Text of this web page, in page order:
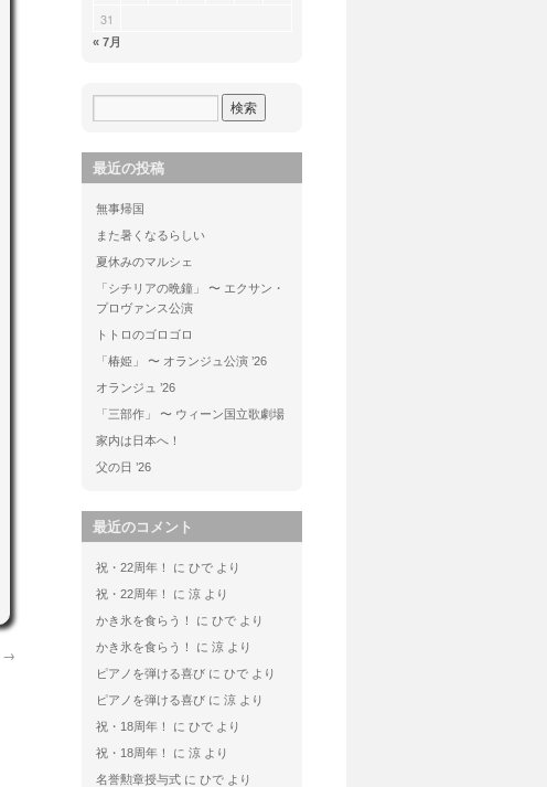
→
31
« 7月
最近の投稿
無事帰国
また暑くなるらしい
夏休みのマルシェ
「シチリアの晩鐘」 〜 エクサン・
プロヴァンス公演
トトロのゴロゴロ
「椿姫」 〜 オランジュ公演 ’26
オランジュ ’26
「三部作」 〜 ウィーン国立歌劇場
家内は日本へ！
父の日 ’26
最近のコメント
祝・22周年！ に ひで より
祝・22周年！
に 涼 より
かき氷を食らう！
に ひで より
かき氷を食らう！
に 涼 より
ピアノを弾ける喜び に ひで より
ピアノを弾ける喜び に 涼 より
祝・18周年！
に ひで より
祝・18周年！
に 涼 より
名誉勲章授与式 に ひで より